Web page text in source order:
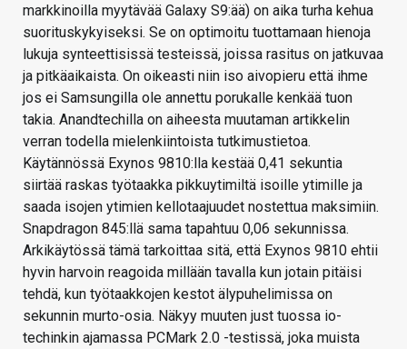
markkinoilla myytävää Galaxy S9:ää) on aika turha kehua
suorituskykyiseksi. Se on optimoitu tuottamaan hienoja
lukuja synteettisissä testeissä, joissa rasitus on jatkuvaa
ja pitkäaikaista. On oikeasti niin iso aivopieru että ihme
jos ei Samsungilla ole annettu porukalle kenkää tuon
takia. Anandtechilla on aiheesta muutaman artikkelin
verran todella mielenkiintoista tutkimustietoa.
Käytännössä Exynos 9810:lla kestää 0,41 sekuntia
siirtää raskas työtaakka pikkuytimiltä isoille ytimille ja
saada isojen ytimien kellotaajuudet nostettua maksimiin.
Snapdragon 845:llä sama tapahtuu 0,06 sekunnissa.
Arkikäytössä tämä tarkoittaa sitä, että Exynos 9810 ehtii
hyvin harvoin reagoida millään tavalla kun jotain pitäisi
tehdä, kun työtaakkojen kestot älypuhelimissa on
sekunnin murto-osia. Näkyy muuten just tuossa io-
techinkin ajamassa PCMark 2.0 -testissä, joka muista